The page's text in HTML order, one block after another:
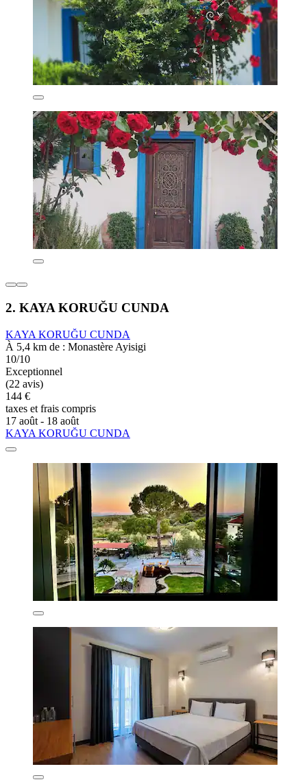
2. KAYA KORUĞU CUNDA
KAYA KORUĞU CUNDA
À 5,4 km de : Monastère Ayisigi
10/10
Exceptionnel
(22 avis)
144 €
taxes et frais compris
17 août - 18 août
KAYA KORUĞU CUNDA